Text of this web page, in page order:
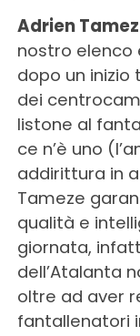
Adrien
nostro elenco
dopo un
dei
listone al
ce n’è uno
addirittura in
Tameze
qualità e
giornata,
dell’Atalanta
oltre ad aver
fantallenatori